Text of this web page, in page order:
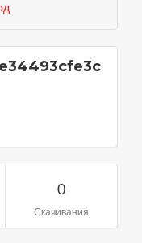
0
Скачивания